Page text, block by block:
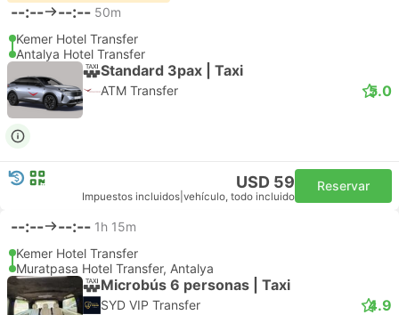
--:-- --:-- 50m
Kemer Hotel Transfer
Antalya Hotel Transfer
Standard 3pax | Taxi
ATM Transfer 5.0
USD 59
Impuestos incluidos vehículo, todo incluido
Reservar
--:-- --:-- 1h 15m
Kemer Hotel Transfer
Muratpasa Hotel Transfer, Antalya
Microbús 6 personas | Taxi
SYD VIP Transfer 4.9